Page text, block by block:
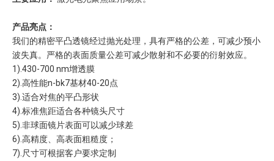
产品亮点：
我们的精密平凸透镜经过抛光处理，具有严格的公差，可减少预小
波失真。严格的表面质量公差可减少散射和不必要的衍射效应。
1).430-700 nm增透膜
2).高性能n-bk7基材40-20点
3).适合对焦的平凸形状
4).标准焦距适合各种镜头尺寸
5).非球面镜片表面可以减少球差
6).高精度、高表面粗糙度；
7).尺寸可根据客户要求定制